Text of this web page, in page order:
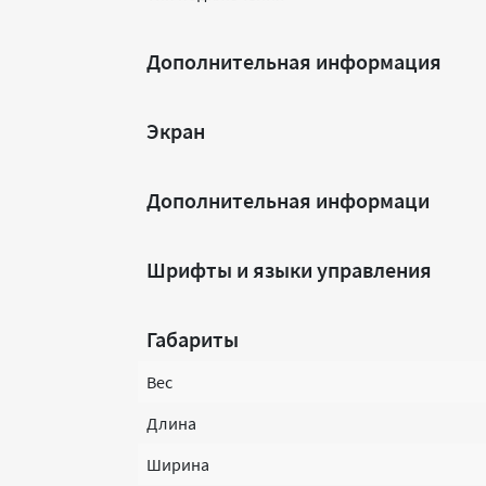
Дополнительная информация
Экран
Дополнительная информаци
Шрифты и языки управления
Габариты
Вес
Длина
Ширина